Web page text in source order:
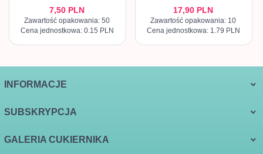
7,50 PLN
Zawartość opakowania: 50
Cena jednostkowa: 0.15 PLN
17,90 PLN
Zawartość opakowania: 10
Cena jednostkowa: 1.79 PLN
INFORMACJE
SUBSKRYPCJA
GALERIA CUKIERNIKA